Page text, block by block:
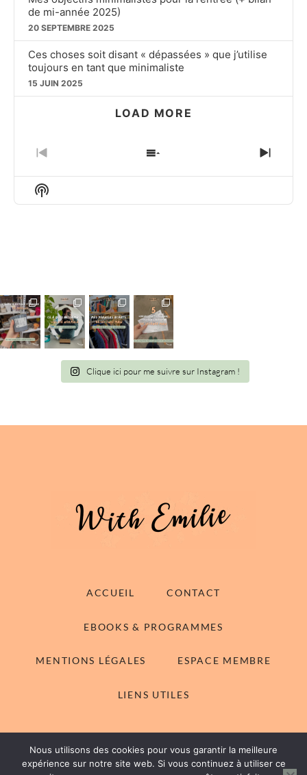
de mi-année 2025)
20 SEPTEMBRE 2025
Ces choses soit disant « dépassées » que j’utilise
toujours en tant que minimaliste
15 JUIN 2025
LOAD MORE
PREVIOUS
EPISODE
SHOW
EPISODES
NEXT
Show
Podcast
Clique ici pour me suivre sur Instagram !
ACCUEIL CONTACT
EBOOKS & PROGRAMMES
MENTIONS LÉGALES ESPACE MEMBRE
LIENS UTILES
© 2014-2026 With Emilie - Tous droits réservés
Nous utilisons des cookies pour vous garantir la meilleure
expérience sur notre site web. Si vous continuez à utiliser ce